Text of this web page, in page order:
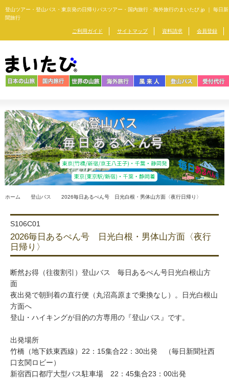
登山ツアー・登山バス・東京発の日帰りバスツアー・ 国内旅行・海外旅行のまいたび.jp ｜ 毎日新
聞旅行
ご利用ガイド サイトマップ 資料請求 会員登録
ホーム 登山バス 2026毎日あるぺん号 日光白根・男体山方面〈夜行日帰り〉
S106C01
2026毎日あるぺん号 日光白根・男体山方面〈夜行
日帰り〉
断然お得（往復割引）登山バス 毎日あるぺん号日光白根山方
面
夜出発で朝到着の直行便（丸沼高原まで乗換なし）。日光白根山
方面へ
登山・ハイキングが目的の方専用の『登山バス』です。
出発場所
竹橋（地下鉄東西線）22：15集合22：30出発 （毎日新聞社西
口玄関ロビー）
新宿西口都庁大型バス駐車場 22：45集合23：00出発